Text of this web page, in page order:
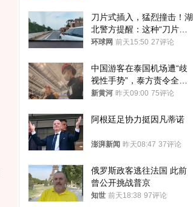
刀片式插入，猛烈撞击！湖
北警方提醒：这种“刀片超
车”，太危险了
环球网 前天15:50 27评论
中国游客在泰国机场遭“歧
视性手势”，泰方责令全面
调查，对责任人采取最严厉
新黄河 昨天09:00 75评论
阿根廷足协力挺因凡蒂诺
澎湃新闻 昨天08:47 37评论
俄罗斯政客逃往法国 此前
曾公开挑战普京
知世 前天18:38 97评论